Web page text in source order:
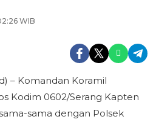
WIB
– Komandan Koramil
Kodim 0602/Serang Kapten
sama dengan Polsek